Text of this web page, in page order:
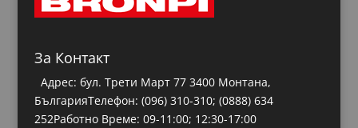
За Контакт
Адрес: бул. Трети Март 77 3400 Монтана,
БългарияТелефон: (096) 310-310; (0888) 634
252Работно Време: 09-11:00; 12:30-17:00